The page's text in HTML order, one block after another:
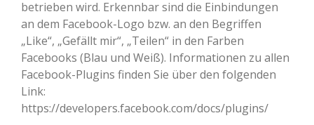
betrieben wird. Erkennbar sind die Einbindungen
an dem Facebook-Logo bzw. an den Begriffen
„Like“, „Gefällt mir“, „Teilen“ in den Farben
Facebooks (Blau und Weiß). Informationen zu allen
Facebook-Plugins finden Sie über den folgenden
Link:
https://developers.facebook.com/docs/plugins/